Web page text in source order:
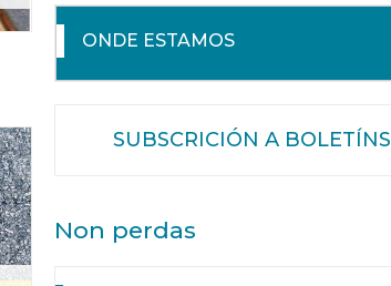
ONDE ESTAMOS
SUBSCRICIÓN A BOLETÍNS
Non perdas